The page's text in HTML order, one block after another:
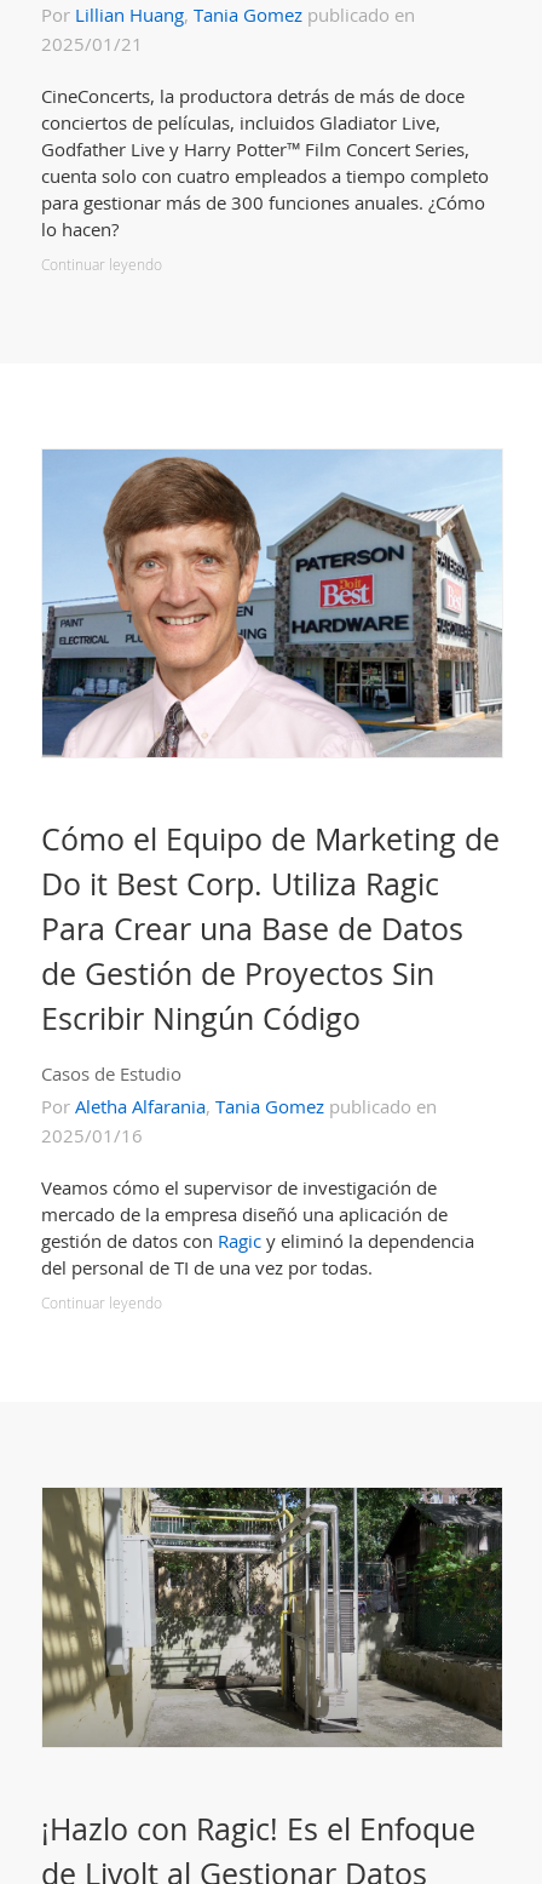
Por Lillian Huang, Tania Gomezpublicado en
2025/01/21
CineConcerts, la productora detrás de más de doce
conciertos de películas, incluidos Gladiator Live,
Godfather Live y Harry Potter™ Film Concert Series,
cuenta solo con cuatro empleados a tiempo completo
para gestionar más de 300 funciones anuales. ¿Cómo
lo hacen?
Continuar leyendo
Cómo el Equipo de Marketing de
Do it Best Corp. Utiliza Ragic
Para Crear una Base de Datos
de Gestión de Proyectos Sin
Escribir Ningún Código
Casos de Estudio
Por Aletha Alfarania, Tania Gomezpublicado en
2025/01/16
Veamos cómo el supervisor de investigación de
mercado de la empresa diseñó una aplicación de
gestión de datos con Ragicy eliminó la dependencia
del personal de TI de una vez por todas.
Continuar leyendo
¡Hazlo con Ragic! Es el Enfoque
de Livolt al Gestionar Datos